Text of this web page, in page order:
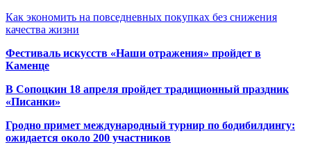
Как экономить на повседневных покупках без снижения
качества жизни
Фестиваль искусств «Наши отражения» пройдет в
Каменце
В Сопоцкин 18 апреля пройдет традиционный праздник
«Писанки»
Гродно примет международный турнир по бодибилдингу:
ожидается около 200 участников